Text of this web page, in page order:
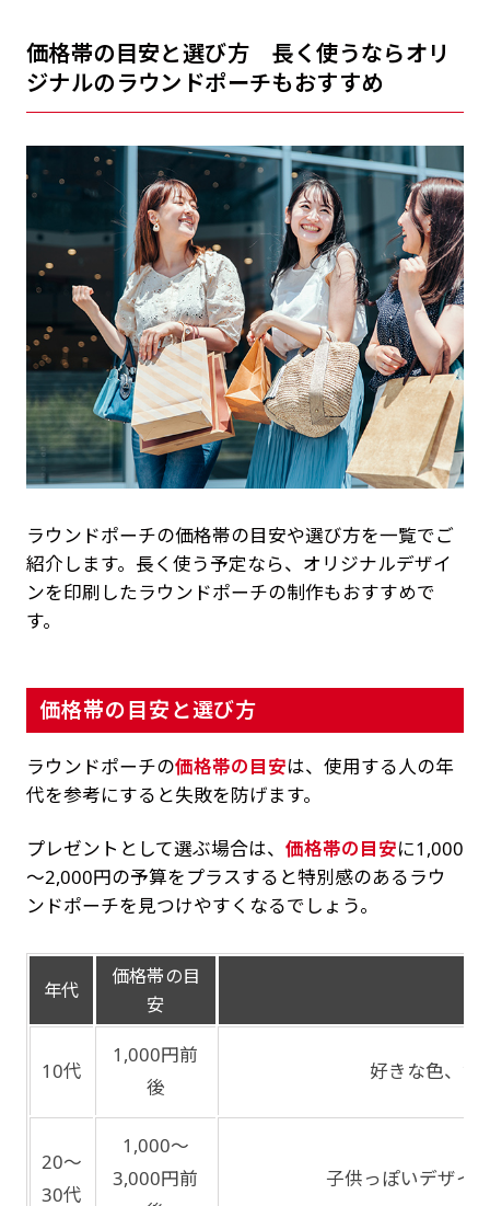
価格帯の目安と選び方 長く使うならオリ
ジナルのラウンドポーチもおすすめ
ラウンドポーチの価格帯の目安や選び方を一覧でご
紹介します。長く使う予定なら、オリジナルデザイ
ンを印刷したラウンドポーチの制作もおすすめで
す。
価格帯の目安と選び方
ラウンドポーチの価格帯の目安は、使用する人の年
代を参考にすると失敗を防げます。
プレゼントとして選ぶ場合は、 価格帯の目安に1,000
～2,000円の予算をプラスすると特別感のあるラウ
ンドポーチを見つけやすくなるでしょう。
年代
価格帯の目
安
10代
1,000円前
後
好きな色、好
20～
30代
1,000～
3,000円前
子供っぽいデザイ